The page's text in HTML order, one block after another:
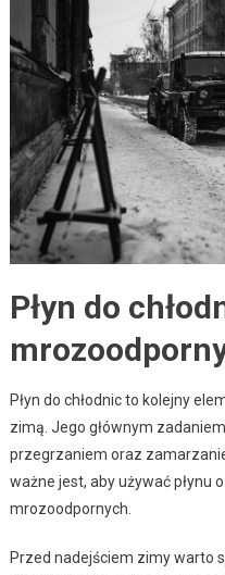
Płyn do
Płyn do chłodnic to kolejny
zimą. Jego głównym
przegrzaniem oraz
ważne jest, aby używać płynu
mrozoodpornych.
Przed nadejściem zimy warto